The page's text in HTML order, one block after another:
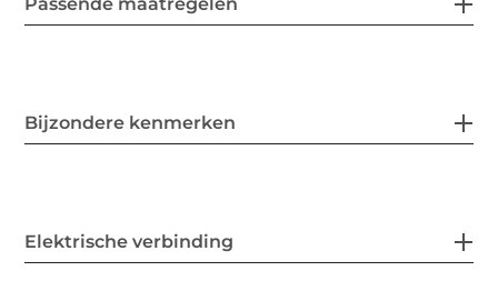
Bijzondere kenmerken
Elektrische verbinding